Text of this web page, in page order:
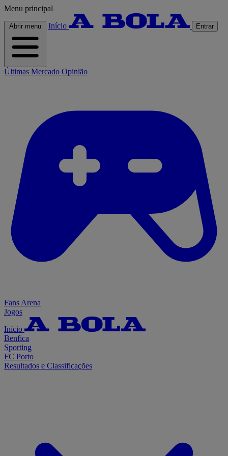
Menu principal
Abrir menu Início Entrar
Últimas Mercado Opinião
Fans Arena
Jogos
Início
Benfica
Sporting
FC Porto
Resultados e Classificações